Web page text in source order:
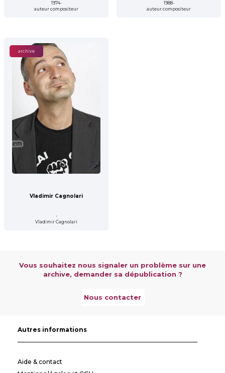
1974-
auteur compositeur
1988-
auteur compositeur
archive
Vladimir Cagnolari
-
Vladimir Cagnolari
Vous souhaitez nous signaler un problème sur une
archive, demander sa dépublication ?
Nous contacter
Autres informations
Aide & contact